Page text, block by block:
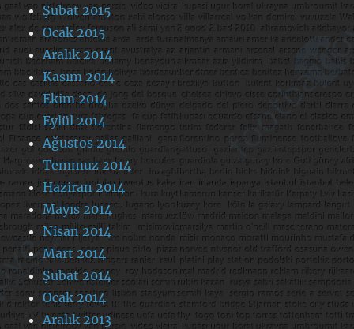
Şubat 2015
Ocak 2015
Aralık 2014
Kasım 2014
Ekim 2014
Eylül 2014
Ağustos 2014
Temmuz 2014
Haziran 2014
Mayıs 2014
Nisan 2014
Mart 2014
Şubat 2014
Ocak 2014
Aralık 2013